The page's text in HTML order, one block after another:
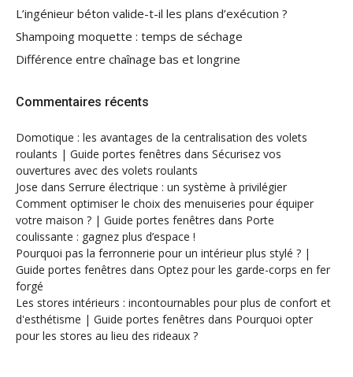
L’ingénieur béton valide-t-il les plans d’exécution ?
Shampoing moquette : temps de séchage
Différence entre chaînage bas et longrine
Commentaires récents
Domotique : les avantages de la centralisation des volets
roulants | Guide portes fenêtres dans Sécurisez vos
ouvertures avec des volets roulants
Jose dans Serrure électrique : un système à privilégier
Comment optimiser le choix des menuiseries pour équiper
votre maison ? | Guide portes fenêtres dans Porte
coulissante : gagnez plus d’espace !
Pourquoi pas la ferronnerie pour un intérieur plus stylé ? |
Guide portes fenêtres dans Optez pour les garde-corps en fer
forgé
Les stores intérieurs : incontournables pour plus de confort et
d'esthétisme | Guide portes fenêtres dans Pourquoi opter
pour les stores au lieu des rideaux ?